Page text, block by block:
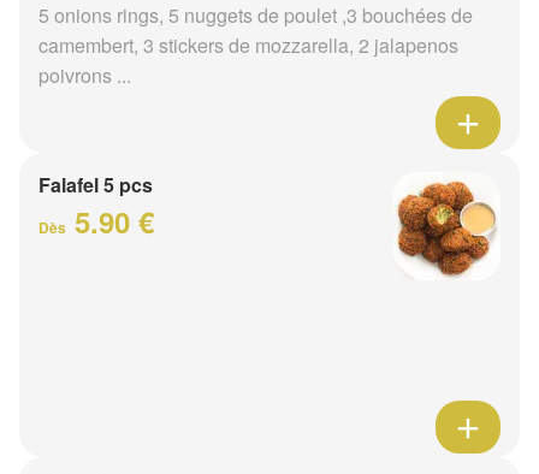
5 onions rings, 5 nuggets de poulet ,3 bouchées de
camembert, 3 stickers de mozzarella, 2 jalapenos
poivrons ...
Falafel 5 pcs
Dès 5.90 €